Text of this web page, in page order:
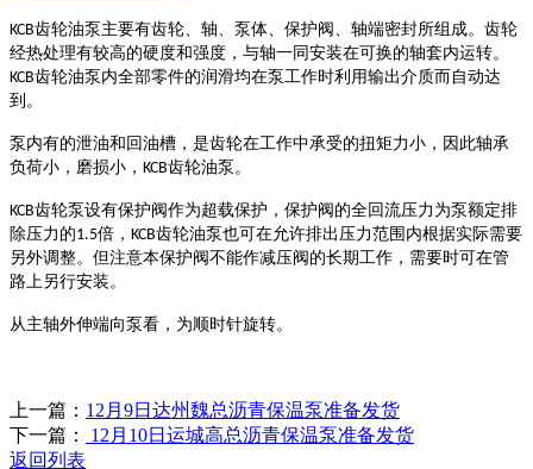
KCB齿轮油泵主要有齿轮、轴、泵体、保护阀、轴端密封所组成。齿轮
经热处理有较高的硬度和强度，与轴一同安装在可换的轴套内运转。
KCB齿轮油泵内全部零件的润滑均在泵工作时利用输出介质而自动达
到。
泵内有的泄油和回油槽，是齿轮在工作中承受的扭矩力小，因此轴承
负荷小，磨损小， KCB齿轮油泵。
KCB齿轮泵设有保护阀作为超载保护，保护阀的全回流压力为泵额定排
除压力的1.5倍， KCB齿轮油泵也可在允许排出压力范围内根据实际需要
另外调整。但注意本保护阀不能作减压阀的长期工作，需要时可在管
路上另行安装。
从主轴外伸端向泵看，为顺时针旋转。
上一篇： 12月9日达州魏总沥青保温泵准备发货
下一篇：
12月10日运城高总沥青保温泵准备发货
返回列表